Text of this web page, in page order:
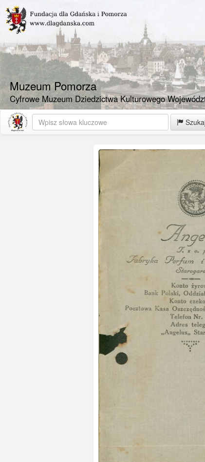
Muzeum Pomorza
Cyfrowe Muzeum Dziedzictwa Kulturowego